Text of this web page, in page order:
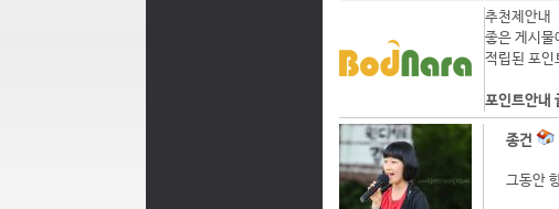
추천제안내
좋은 게시물
적립된 포인
포인트안내
종건
그동안